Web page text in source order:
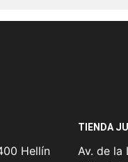
Hellín
TIENDA
Av. de la